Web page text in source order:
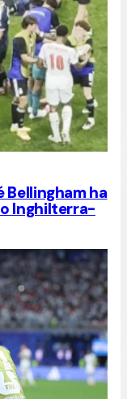
Bellingham ha
Inghilterra-